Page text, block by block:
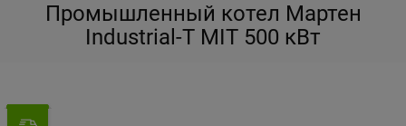
Промышленный котел Мартен
Industrial-T MIT 500 кВт